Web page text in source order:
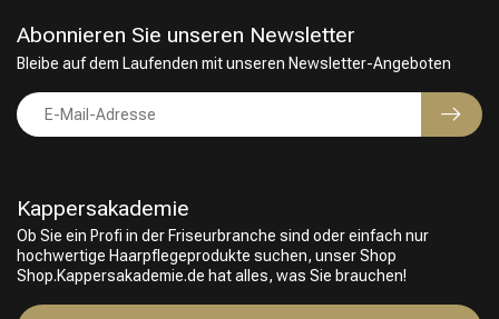
Kappersakademie
Ob Sie ein Profi in der Friseurbranche sind oder einfach nur
hochwertige Haarpflegeprodukte suchen, unser Shop
Shop.Kappersakademie.de hat alles, was Sie brauchen!
Abonnieren Sie unseren Newsletter
Bleibe auf dem Laufenden mit unseren Newsletter-Angeboten